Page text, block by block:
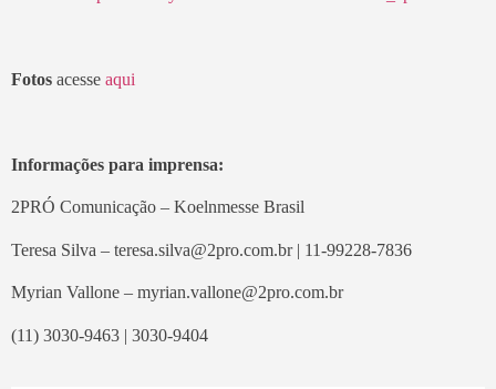
Fotos acesse aqui
Informações para imprensa:
2PRÓ Comunicação – Koelnmesse Brasil
Teresa Silva – teresa.silva@2pro.com.br | 11-99228-7836
Myrian Vallone – myrian.vallone@2pro.com.br
(11) 3030-9463 | 3030-9404